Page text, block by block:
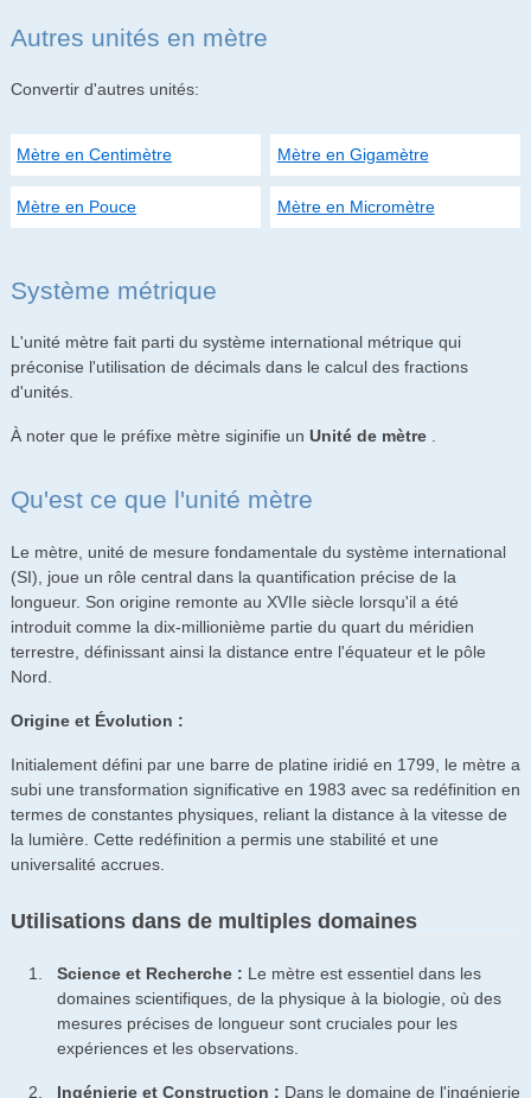
Autres unités en mètre
Convertir d'autres unités:
Mètre en Centimètre Mètre en Gigamètre
Mètre en Pouce Mètre en Micromètre
Système métrique
L'unité mètre fait parti du système international métrique qui
préconise l'utilisation de décimals dans le calcul des fractions
d'unités.
À noter que le préfixe mètre siginifie un Unité de mètre.
Qu'est ce que l'unité mètre
Le mètre, unité de mesure fondamentale du système international
(SI), joue un rôle central dans la quantification précise de la
longueur. Son origine remonte au XVIIe siècle lorsqu'il a été
introduit comme la dix-millionième partie du quart du méridien
terrestre, définissant ainsi la distance entre l'équateur et le pôle
Nord.
Origine et Évolution :
Initialement défini par une barre de platine iridié en 1799, le mètre a
subi une transformation significative en 1983 avec sa redéfinition en
termes de constantes physiques, reliant la distance à la vitesse de
la lumière. Cette redéfinition a permis une stabilité et une
universalité accrues.
Utilisations dans de multiples domaines
Science et Recherche : Le mètre est essentiel dans les
domaines scientifiques, de la physique à la biologie, où des
mesures précises de longueur sont cruciales pour les
expériences et les observations.
Ingénierie et Construction : Dans le domaine de l'ingénierie